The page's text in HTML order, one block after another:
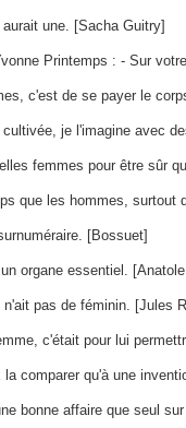
une. [Sacha Guitry]
Printemps : - Sur
c'est de se payer le
je l'imagine avec
femmes pour être sûr
que les hommes, surtout
[Bossuet]
organe essentiel. [Anatole
pas de féminin. [Jules
c'était pour lui
comparer qu'à une
bonne affaire que seul